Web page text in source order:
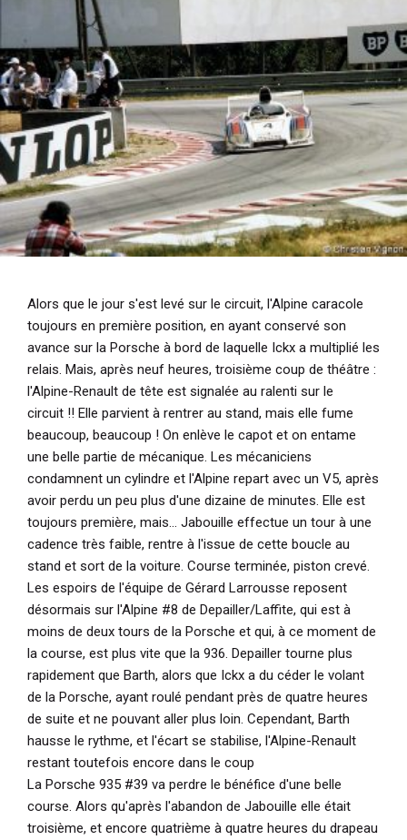
Alors que le jour s'est levé sur le circuit, l'Alpine caracole
toujours en première position, en ayant conservé son
avance sur la Porsche à bord de laquelle Ickx a multiplié les
relais. Mais, après neuf heures, troisième coup de théâtre :
l'Alpine-Renault de tête est signalée au ralenti sur le
circuit !! Elle parvient à rentrer au stand, mais elle fume
beaucoup, beaucoup ! On enlève le capot et on entame
une belle partie de mécanique. Les mécaniciens
condamnent un cylindre et l'Alpine repart avec un V5, après
avoir perdu un peu plus d'une dizaine de minutes. Elle est
toujours première, mais... Jabouille effectue un tour à une
cadence très faible, rentre à l'issue de cette boucle au
stand et sort de la voiture. Course terminée, piston crevé.
Les espoirs de l'équipe de Gérard Larrousse reposent
désormais sur l'Alpine #8 de Depailler/Laffite, qui est à
moins de deux tours de la Porsche et qui, à ce moment de
la course, est plus vite que la 936. Depailler tourne plus
rapidement que Barth, alors que Ickx a du céder le volant
de la Porsche, ayant roulé pendant près de quatre heures
de suite et ne pouvant aller plus loin. Cependant, Barth
hausse le rythme, et l'écart se stabilise, l'Alpine-Renault
restant toutefois encore dans le coup
La Porsche 935 #39 va perdre le bénéfice d'une belle
course. Alors qu'après l'abandon de Jabouille elle était
troisième, et encore quatrième à quatre heures du drapeau